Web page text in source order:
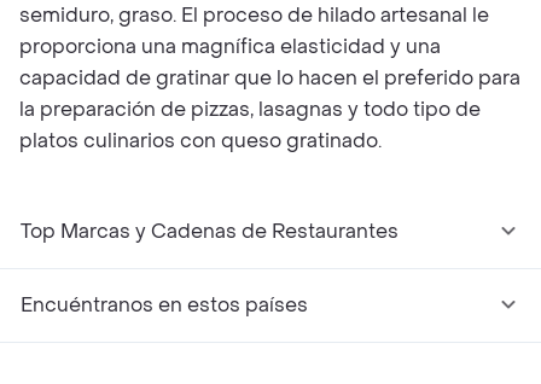
semiduro, graso. El proceso de hilado artesanal le
proporciona una magnífica elasticidad y una
capacidad de gratinar que lo hacen el preferido para
la preparación de pizzas, lasagnas y todo tipo de
platos culinarios con queso gratinado.
Top Marcas y Cadenas de Restaurantes
Encuéntranos en estos países